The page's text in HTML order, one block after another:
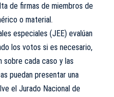
de firmas de miembros de
o material.
especiales (JEE) evalúan
los votos si es necesario,
sobre cada caso y las
puedan presentar una
el Jurado Nacional de